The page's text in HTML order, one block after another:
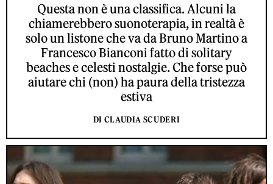
Questa non è una classifica. Alcuni la
chiamerebbero suonoterapia, in realtà è
solo un listone che va da Bruno Martino a
Francesco Bianconi fatto di solitary
beaches e celesti nostalgie. Che forse può
aiutare chi (non) ha paura della tristezza
estiva
DI CLAUDIA SCUDERI